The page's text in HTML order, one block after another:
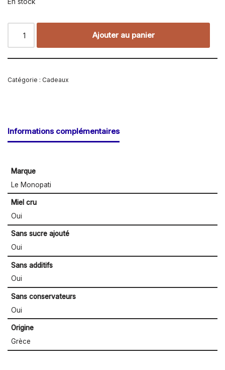
Ajouter au panier
Catégorie : Cadeaux
Informations complémentaires
Marque
Le Monopati
Miel cru
Oui
Sans sucre ajouté
Oui
Sans additifs
Oui
Sans conservateurs
Oui
Origine
Grèce